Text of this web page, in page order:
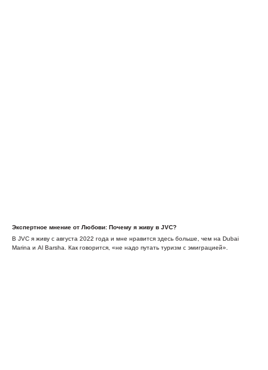
Экспертное мнение от Любови: Почему я живу в JVC?
В JVC я живу с августа 2022 года и мне нравится здесь больше, чем на Dubai
Marina и Al Barsha. Как говорится, «не надо путать туризм с эмиграцией».